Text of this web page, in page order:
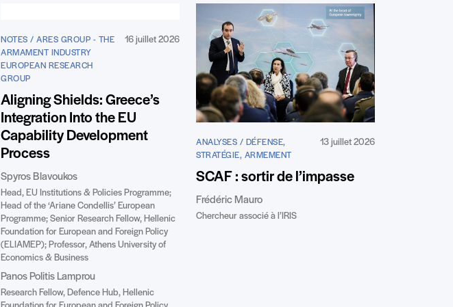
NOTES / ARES GROUP - THE
ARMAMENT INDUSTRY
EUROPEAN RESEARCH
GROUP
16 juillet 2026
Aligning Shields: Greece’s
Integration Into the EU
Capability Development
Process
Spyros Blavoukos
Head, EU Institutions & Policies Programme;
Head of the ‘Ariane Condellis’ European
Programme; Senior Research Fellow, Hellenic
Foundation for European and Foreign Policy
(ELIAMEP); Professor, Athens University of
Economics & Business
Panos Politis Lamprou
Research Fellow, Defence Hub, Hellenic
ANALYSES / DÉFENSE,
STRATÉGIE, ARMEMENT
13 juillet 2026
SCAF : sortir de l’impasse
Frédéric Mauro
Chercheur associé à l’IRIS